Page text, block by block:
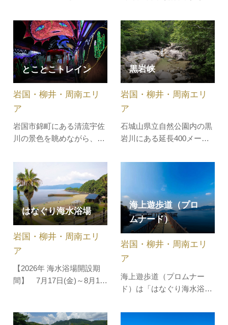
にのみ生息するシロヘビの
保護と信仰に基づき、白蛇
観覧施設に隣接した場所
に、世界遺産にも指定され
ている厳島神社（広島県廿
日市市宮島町）の御祭神を
勧請し、岩國白蛇神社が創
建されまし…
くことができます。明治の
官約移民時代（1885年〜
1894年）、周防大島から
4,000人近くの人がハワイ
へ移民として渡ったことか
ら歴史的にハワイとのつな
がりが強く、また温暖な気
候から「瀬戸内…
とことこトレイン
岩国市錦町にある清流宇佐
川の景色を眺めながら、幻
『とことこトレイン』は 、
岩国市のローカル線の錦町
駅からそうづ峡温泉駅まで
の6Ｋｍを約40分かけてゆ
っくりと走ります。テント
ウムシをイメージした可愛
いトロッコ列車に乗って、
清流宇佐川…
岩国・柳井・周南エリ
ア
黒岩峡
石城山県立自然公園内の黒
岩川にある延長400メート
す。山陽自動車道・熊毛IC
びを楽しむ多くの人でにぎ
わうほか、春の新緑や秋の
紅葉など、四季を通じて楽
しむことができます。中国
町の一部…
岩国・柳井・周南エリ
ア
はなぐり海水浴場
【2026年 海水浴場開設期
間】 7月17日(金)～8月16
るはなぐり海水浴場は、波
岩国・柳井・周南エリ
ア
海上遊歩道（プロ
ムナード）
海上遊歩道（プロムナー
ド）は「はなぐり海水浴
に沿って整備されていま
岩国・柳井・周南エリ
ア